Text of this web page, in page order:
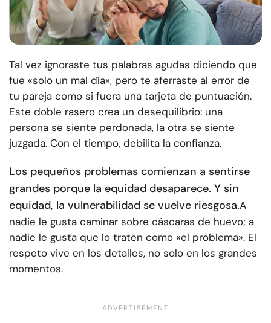
Tal vez ignoraste tus palabras agudas diciendo que
fue «solo un mal día», pero te aferraste al error de
tu pareja como si fuera una tarjeta de puntuación.
Este doble rasero crea un desequilibrio: una
persona se siente perdonada, la otra se siente
juzgada. Con el tiempo, debilita la confianza.
Los pequeños problemas comienzan a sentirse
grandes porque la equidad desaparece. Y sin
equidad, la vulnerabilidad se vuelve riesgosa.A
nadie le gusta caminar sobre cáscaras de huevo; a
nadie le gusta que lo traten como «el problema». El
respeto vive en los detalles, no solo en los grandes
momentos.